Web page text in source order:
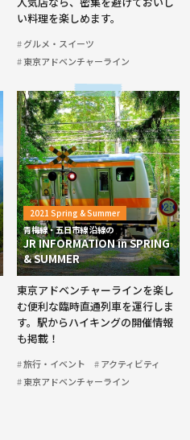
い料理を楽しめます。
グルメ・スイーツ
東京アドベンチャーライン
2021 Spring & Summer
青梅線・五日市線 沿線の
JR INFORMATION in SPRING
& SUMMER
東京アドベンチャーラインを楽し
む便利な臨時直通列車を運行しま
す。駅からハイキングの開催情報
も掲載！
旅行・イベント
アクティビティ
東京アドベンチャーライン